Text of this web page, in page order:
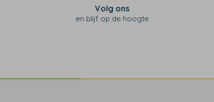
Volg ons
en blijf op de hoogte